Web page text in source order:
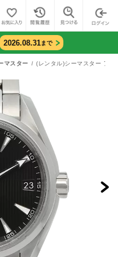
2026.08.31まで
マスター (レンタル)シーマスター ア